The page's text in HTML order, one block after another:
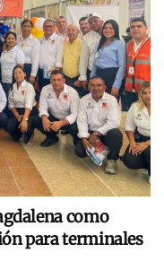
como
para terminales